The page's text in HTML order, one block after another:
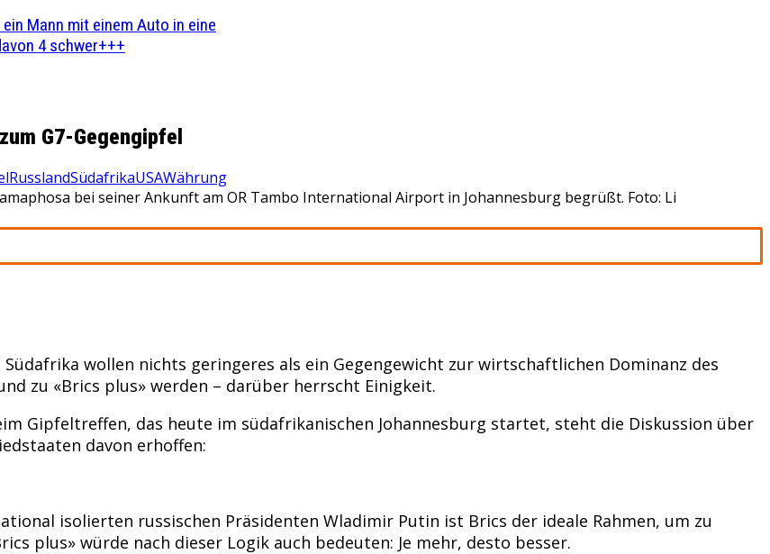
Mann mit einem Auto in eine
4 schwer+++
G7-Gegengipfel
RusslandSüdafrikaUSAWährung
bei seiner Ankunft am OR Tambo International Airport in Johannesburg begrüßt. Foto: Li
Südafrika wollen nichts geringeres als ein Gegengewicht zur wirtschaftlichen Dominanz des
zu «Brics plus» werden – darüber herrscht Einigkeit.
Gipfeltreffen, das heute im südafrikanischen Johannesburg startet, steht die Diskussion über
davon erhoffen:
isolierten russischen Präsidenten Wladimir Putin ist Brics der ideale Rahmen, um zu
plus» würde nach dieser Logik auch bedeuten: Je mehr, desto besser.